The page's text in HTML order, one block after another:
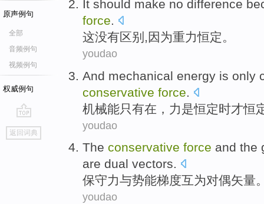
原声例句
全部
音频例句
视频例句
权威例句
go
top
返回词典
It should make no difference
force.
这没有区别 , 因为重力恒定。
youdao
And mechanical energy is only
conservative force
机械能只有在 ， 力是恒定时才恒
youdao
The conservative force and the
are dual vectors.
保守力与势能梯度互为对偶矢量
youdao